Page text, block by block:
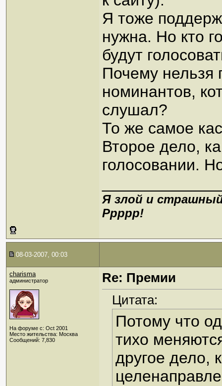
Я тоже
нужна. Но кто
будут
Почему нельзя
номинантов,
слушал?
То же самое
Второе дело,
голосовании.
Я злой и
Ррррр!
08-03-2007, 00:03
charisma
администратор
На форуме с: Oct 2001
Место жительства: Москва
Сообщений: 7,830
Re: Премии
Цитата:
Потому что
тихо
другое дело,